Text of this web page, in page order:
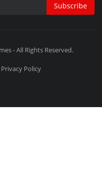
Subscribe
- All Rights Reserved.
Privacy Policy